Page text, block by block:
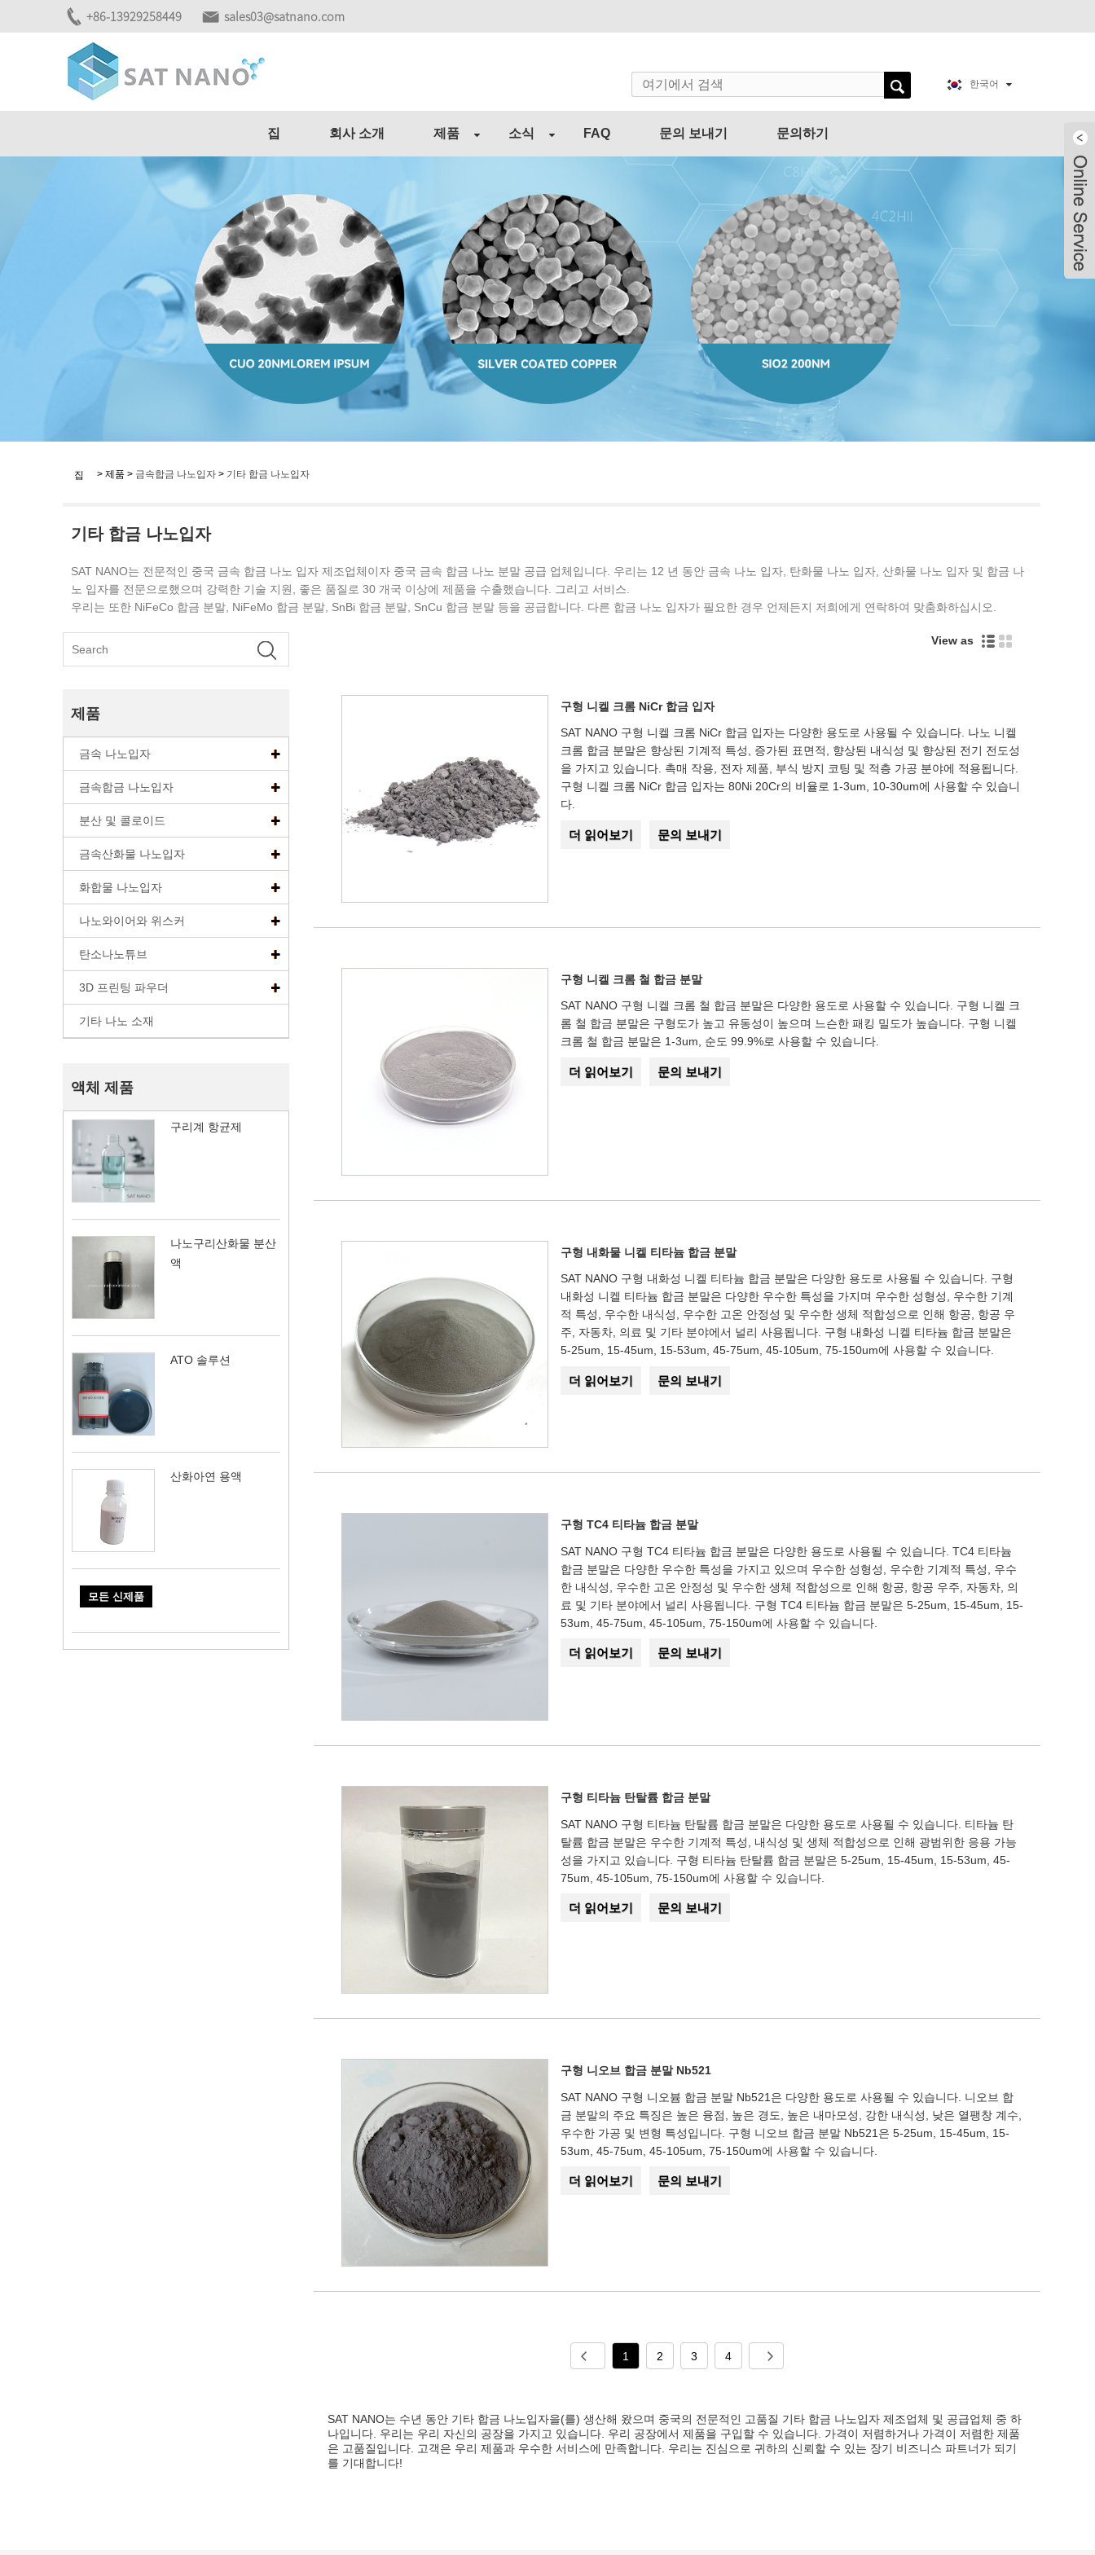
+86-13929258449 sales03@satnano.com
한국어
집 회사 소개 제품 소식 FAQ 문의 보내기 문의하기
집 > 제품 > 금속합금 나노입자 > 기타 합금 나노입자
기타 합금 나노입자
SAT NANO는 전문적인 중국 금속 합금 나노 입자 제조업체이자 중국 금속 합금 나노 분말 공급 업체입니다. 우리는 12 년 동안 금속 나노 입자, 탄화물 나노 입자, 산화물 나노 입자 및 합금 나
노 입자를 전문으로했으며 강력한 기술 지원, 좋은 품질로 30 개국 이상에 제품을 수출했습니다. 그리고 서비스.
우리는 또한 NiFeCo 합금 분말, NiFeMo 합금 분말, SnBi 합금 분말, SnCu 합금 분말 등을 공급합니다. 다른 합금 나노 입자가 필요한 경우 언제든지 저희에게 연락하여 맞춤화하십시오.
제품
금속 나노입자
금속합금 나노입자
분산 및 콜로이드
금속산화물 나노입자
화합물 나노입자
나노와이어와 위스커
탄소나노튜브
3D 프린팅 파우더
기타 나노 소재
액체 제품
구리계 항균제
나노구리산화물 분산
액
ATO 솔루션
산화아연 용액
모든 신제품
View as
구형 니켈 크롬 NiCr 합금 입자
SAT NANO 구형 니켈 크롬 NiCr 합금 입자는 다양한 용도로 사용될 수 있습니다. 나노 니켈
크롬 합금 분말은 향상된 기계적 특성, 증가된 표면적, 향상된 내식성 및 향상된 전기 전도성
을 가지고 있습니다. 촉매 작용, 전자 제품, 부식 방지 코팅 및 적층 가공 분야에 적용됩니다.
구형 니켈 크롬 NiCr 합금 입자는 80Ni 20Cr의 비율로 1-3um, 10-30um에 사용할 수 있습니
다.
더 읽어보기 문의 보내기
구형 니켈 크롬 철 합금 분말
SAT NANO 구형 니켈 크롬 철 합금 분말은 다양한 용도로 사용할 수 있습니다. 구형 니켈 크
롬 철 합금 분말은 구형도가 높고 유동성이 높으며 느슨한 패킹 밀도가 높습니다. 구형 니켈
크롬 철 합금 분말은 1-3um, 순도 99.9%로 사용할 수 있습니다.
더 읽어보기 문의 보내기
구형 내화물 니켈 티타늄 합금 분말
SAT NANO 구형 내화성 니켈 티타늄 합금 분말은 다양한 용도로 사용될 수 있습니다. 구형
내화성 니켈 티타늄 합금 분말은 다양한 우수한 특성을 가지며 우수한 성형성, 우수한 기계
적 특성, 우수한 내식성, 우수한 고온 안정성 및 우수한 생체 적합성으로 인해 항공, 항공 우
주, 자동차, 의료 및 기타 분야에서 널리 사용됩니다. 구형 내화성 니켈 티타늄 합금 분말은
5-25um, 15-45um, 15-53um, 45-75um, 45-105um, 75-150um에 사용할 수 있습니다.
더 읽어보기 문의 보내기
구형 TC4 티타늄 합금 분말
SAT NANO 구형 TC4 티타늄 합금 분말은 다양한 용도로 사용될 수 있습니다. TC4 티타늄
합금 분말은 다양한 우수한 특성을 가지고 있으며 우수한 성형성, 우수한 기계적 특성, 우수
한 내식성, 우수한 고온 안정성 및 우수한 생체 적합성으로 인해 항공, 항공 우주, 자동차, 의
료 및 기타 분야에서 널리 사용됩니다. 구형 TC4 티타늄 합금 분말은 5-25um, 15-45um, 15-
53um, 45-75um, 45-105um, 75-150um에 사용할 수 있습니다.
더 읽어보기 문의 보내기
구형 티타늄 탄탈륨 합금 분말
SAT NANO 구형 티타늄 탄탈륨 합금 분말은 다양한 용도로 사용될 수 있습니다. 티타늄 탄
탈륨 합금 분말은 우수한 기계적 특성, 내식성 및 생체 적합성으로 인해 광범위한 응용 가능
성을 가지고 있습니다. 구형 티타늄 탄탈륨 합금 분말은 5-25um, 15-45um, 15-53um, 45-
75um, 45-105um, 75-150um에 사용할 수 있습니다.
더 읽어보기 문의 보내기
구형 니오브 합금 분말 Nb521
SAT NANO 구형 니오븀 합금 분말 Nb521은 다양한 용도로 사용될 수 있습니다. 니오브 합
금 분말의 주요 특징은 높은 융점, 높은 경도, 높은 내마모성, 강한 내식성, 낮은 열팽창 계수,
우수한 가공 및 변형 특성입니다. 구형 니오브 합금 분말 Nb521은 5-25um, 15-45um, 15-
53um, 45-75um, 45-105um, 75-150um에 사용할 수 있습니다.
더 읽어보기 문의 보내기
1 2 3 4
SAT NANO는 수년 동안 기타 합금 나노입자을(를) 생산해 왔으며 중국의 전문적인 고품질 기타 합금 나노입자 제조업체 및 공급업체 중 하
나입니다. 우리는 우리 자신의 공장을 가지고 있습니다. 우리 공장에서 제품을 구입할 수 있습니다. 가격이 저렴하거나 가격이 저렴한 제품
은 고품질입니다. 고객은 우리 제품과 우수한 서비스에 만족합니다. 우리는 진심으로 귀하의 신뢰할 수 있는 장기 비즈니스 파트너가 되기
를 기대합니다!